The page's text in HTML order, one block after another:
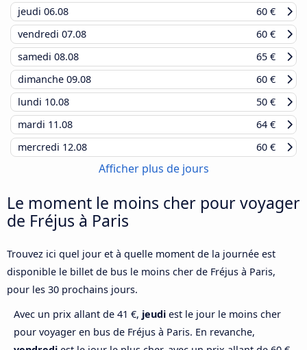
jeudi 06.08
60 €
vendredi 07.08
60 €
samedi 08.08
65 €
dimanche 09.08
60 €
lundi 10.08
50 €
mardi 11.08
64 €
mercredi 12.08 60 €
Afficher plus de jours
Le moment le moins cher pour voyager
de Fréjus à Paris
Trouvez ici quel jour et à quelle moment de la journée est
disponible le billet de bus le moins cher de Fréjus à Paris,
pour les 30 prochains jours.
Avec un prix allant de 41 €, jeudi est le jour le moins cher
pour voyager en bus de Fréjus à Paris. En revanche,